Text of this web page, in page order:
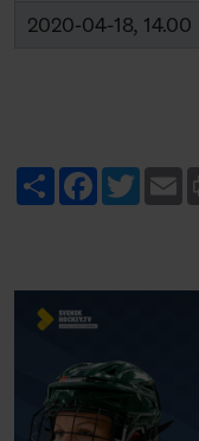
2020-04-18, 14.00
ShareFacebook